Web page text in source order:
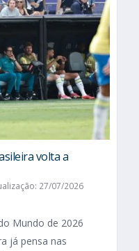
volta a
27/07/2026
Mundo de 2026
já pensa nas